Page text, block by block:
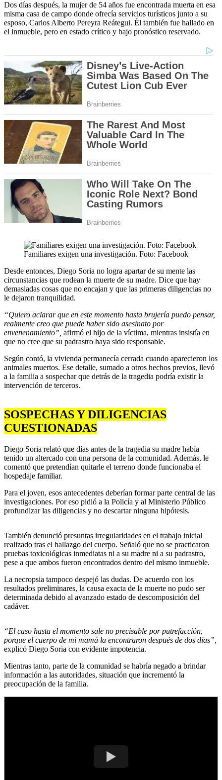
Dos días después, la mujer de 54 años fue encontrada muerta en esa
misma casa de campo donde ofrecía servicios turísticos junto a su
esposo, Carlos Alberto Pereyra Reátegui. Él también fue hallado en
el inmueble, pero en estado crítico y bajo pronóstico reservado.
Familiares exigen una investigación. Foto: Facebook
Desde entonces, Diego Soria no logra apartar de su mente las
circunstancias que rodean la muerte de su madre. Dice que hay
demasiadas cosas que no encajan y que las primeras diligencias no
le dejaron tranquilidad.
“Quiero aclarar que en este momento hasta brujería puedo pensar,
realmente creo que puede haber sido asesinato por
envenenamiento”, afirmó el hijo de la víctima, mientras insistía en
que no cree que su padrastro haya sido responsable.
Según contó, la vivienda permanecía cerrada cuando aparecieron los
animales muertos. Ese detalle, sumado a otros hechos previos, llevó
a la familia a sospechar que detrás de la tragedia podría existir la
intervención de terceros.
SOSPECHAS Y DILIGENCIAS
CUESTIONADAS
Diego Soria relató que días antes de la tragedia su madre había
tenido un altercado con una persona de la comunidad. Además, le
comentó que pretendían quitarle el terreno donde funcionaba el
hospedaje familiar.
Para el joven, esos antecedentes deberían formar parte central de las
investigaciones. Por eso pidió a la Policía y al Ministerio Público
profundizar las diligencias y no descartar ninguna hipótesis.
También denunció presuntas irregularidades en el trabajo inicial
realizado tras el hallazgo del cuerpo. Señaló que no se practicaron
pruebas toxicológicas inmediatas ni a su madre ni a su padrastro,
pese a que ambos fueron encontrados dentro del mismo inmueble.
La necropsia tampoco despejó las dudas. De acuerdo con los
resultados preliminares, la causa exacta de la muerte no pudo ser
determinada debido al avanzado estado de descomposición del
cadáver.
“El caso hasta el momento sale no precisable por putrefacción,
porque el cuerpo de mi mamá la encontraron después de dos días”,
explicó Diego Soria con evidente impotencia.
Mientras tanto, parte de la comunidad se habría negado a brindar
información a las autoridades, situación que incrementó la
preocupación de la familia.